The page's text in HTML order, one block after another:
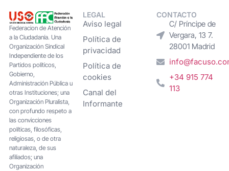
Federacion de Atención
a la Ciudadanía. Una
Organización Sindical
Independiente de los
Partidos políticos,
Gobierno,
Administración Pública u
otras Instituciones; una
Organización Pluralista,
con profundo respeto a
las convicciones
políticas, filosóficas,
religiosas, o de otra
naturaleza, de sus
afiliados; una
Organización
LEGAL
Aviso legal
Política de
privacidad
Política de
cookies
Canal del
Informante
CONTACTO
C/ Príncipe de
Vergara, 13 7.
28001 Madrid
+34 915 774
113